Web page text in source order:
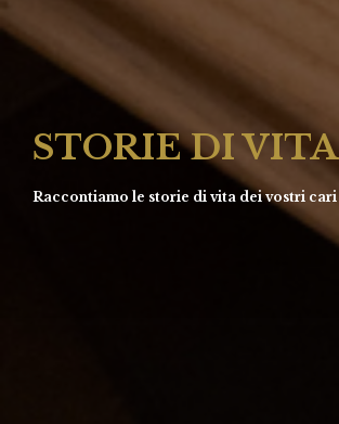
STORIE DI VITA
Raccontiamo le storie di vita dei vostri cari